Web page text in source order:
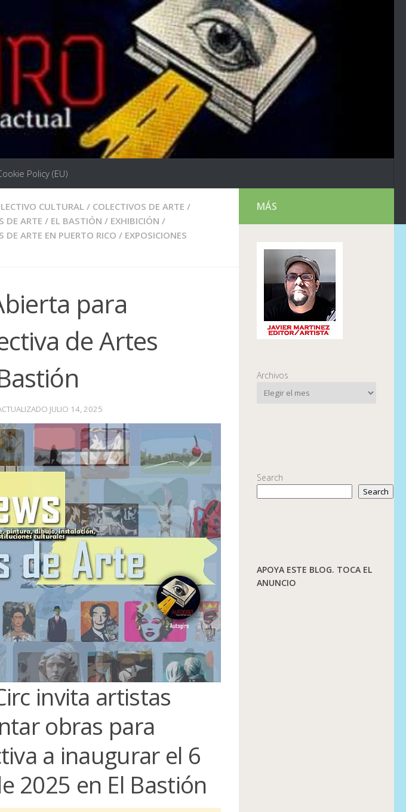
Policy (EU)
CULTURAL/ COLECTIVOS DE ARTE /
DE ARTE / EL BASTIÓN / EXHIBICIÓN /
DE ARTE EN PUERTO RICO / EXPOSICIONES
para
de Artes
JULIO 14, 2025
invita artistas
obras para
a inaugurar el 6
2025 en El Bastión
MÁS
Archivos
Search
Search
APOYA ESTE BLOG. TOCA EL
ANUNCIO